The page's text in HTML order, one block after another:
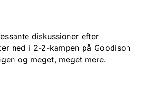
diskussioner efter
ned i 2-2-kampen på Goodison
og meget, meget mere.